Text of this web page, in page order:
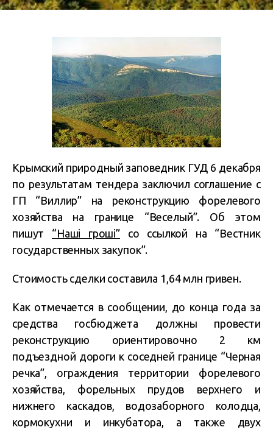
Крымский природный заповедник ГУД 6 декабря
по результатам тендера заключил соглашение с
ГП “Виллир” на реконструкцию форелевого
хозяйства на границе “Веселый”. Об этом
пишут “Наші гроші” со ссылкой на “Вестник
государственных закупок”.
Стоимость сделки составила 1,64 млн гривен.
Как отмечается в сообщении, до конца года за
средства госбюджета должны провести
реконструкцию ориентировочно 2 км
подъездной дороги к соседней границе “Черная
речка”, ограждения территории форелевого
хозяйства, форельных прудов верхнего и
нижнего каскадов, водозаборного колодца,
кормокухни и инкубатора, а также двух